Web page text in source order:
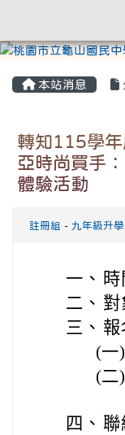
本站消息
轉知115學
亞時尚買手
體驗活動
註冊組 - 九年級升學
一、
二、
三、 報
(一)
(二)
四、 聯